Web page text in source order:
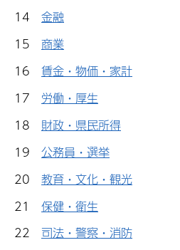
14 金融
15 商業
16 賃金・物価・家計
17 労働・厚生
18 財政・県民所得
19 公務員・選挙
20 教育・文化・観光
21 保健・衛生
22 司法・警察・消防